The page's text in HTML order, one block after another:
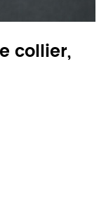
collier,